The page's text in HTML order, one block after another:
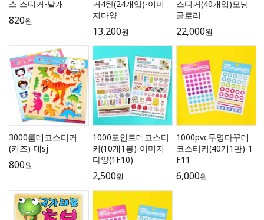
스 스티커-낱개
820원
커4탄(24개입)-이미
지다양
13,200원
스티커(40개입)모닝
글로리
22,000원
3000룸데코스티커
(키즈)-대sj
800원
1000포인트데코스티
커(10개1봉)-이미지
다양(1F10)
2,500원
1000pvc투명다꾸데
코스티커(40개1판)-1
F11
6,000원